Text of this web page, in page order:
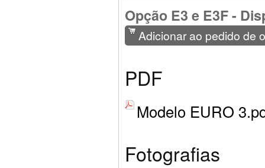
Opção E3 e E3F -
Adicionar ao pedido de
PDF
Modelo EURO
Fotografias